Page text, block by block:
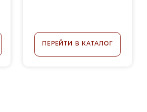
ПЕРЕЙТИ В КАТАЛОГ